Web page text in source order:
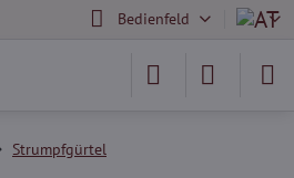
Bedienfeld
Strumpfgürtel